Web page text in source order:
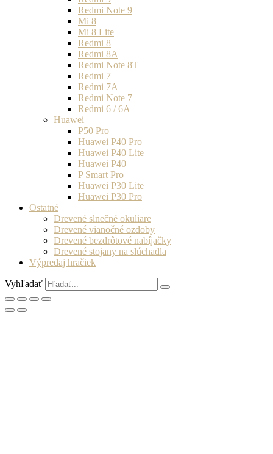
Redmi Note 9
Mi 8
Mi 8 Lite
Redmi 8
Redmi 8A
Redmi Note 8T
Redmi 7
Redmi 7A
Redmi Note 7
Redmi 6 / 6A
Huawei
P50 Pro
Huawei P40 Pro
Huawei P40 Lite
Huawei P40
P Smart Pro
Huawei P30 Lite
Huawei P30 Pro
Ostatné
Drevené slnečné okuliare
Drevené vianočné ozdoby
Drevené bezdrôtové nabíjačky
Drevené stojany na slúchadla
Výpredaj hračiek
Vyhľadať